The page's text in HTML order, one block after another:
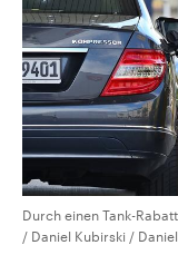
Durch einen Tank-
/ Daniel Kubirski /